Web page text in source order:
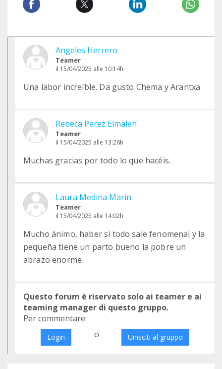
Angeles Herrero
Teamer
il 15/04/2025 alle 10:14h
Una labor increíble. Da gusto Chema y Arantxa
Rebeca Perez Elmaleh
Teamer
il 15/04/2025 alle 13:26h
Muchas gracias por todo lo que hacéis.
Laura Medina Marin
Teamer
il 15/04/2025 alle 14:02h
Mucho ánimo, haber si todo sale fenomenal y la
pequeña tiene un parto bueno la pobre un
abrazo enorme
Questo forum è riservato solo ai teamer e ai
teaming manager di questo gruppo.
Per commentare:
Login o Unisciti al gruppo